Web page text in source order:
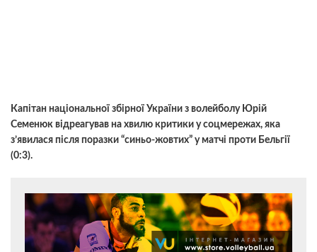
Капітан національної збірної України з волейболу Юрій
Семенюк відреагував на хвилю критики у соцмережах, яка
з’явилася після поразки “синьо-жовтих” у матчі проти Бельгії
(0:3).